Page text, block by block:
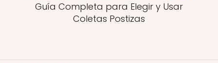
Guía Completa para Elegir y Usar
Coletas Postizas